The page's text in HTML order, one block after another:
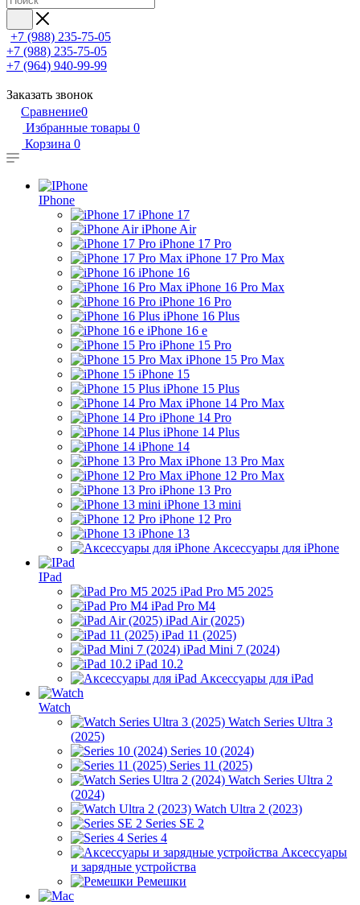
+7 (988) 235-75-05
+7 (988) 235-75-05
+7 (964) 940-99-99
Заказать звонок
Сравнение0
Избранные товары 0
Корзина 0
IPhone
iPhone 17
iPhone Air
iPhone 17 Pro
iPhone 17 Pro Max
iPhone 16
iPhone 16 Pro Max
iPhone 16 Pro
iPhone 16 Plus
iPhone 16 e
iPhone 15 Pro
iPhone 15 Pro Max
iPhone 15
iPhone 15 Plus
iPhone 14 Pro Max
iPhone 14 Pro
iPhone 14 Plus
iPhone 14
iPhone 13 Pro Max
iPhone 12 Pro Max
iPhone 13 Pro
iPhone 13 mini
iPhone 12 Pro
iPhone 13
Аксессуары для iPhone
IPad
iPad Pro M5 2025
iPad Pro M4
iPad Air (2025)
iPad 11 (2025)
iPad Mini 7 (2024)
iPad 10.2
Аксессуары для iPad
Watch
Watch Series Ultra 3
(2025)
Series 10 (2024)
Series 11 (2025)
Watch Series Ultra 2
(2024)
Watch Ultra 2 (2023)
Series SE 2
Series 4
Аксессуары
и зарядные устройства
Ремешки